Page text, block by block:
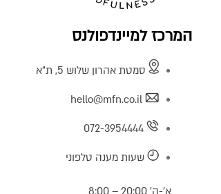
המרכז למיינדפולנס
סמטת אהרון שלוש 5, ת"א
hello@mfn.co.il
072-3954444
שעות מענה טלפוני